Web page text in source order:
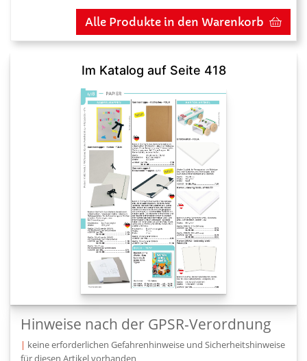
Alle Produkte in den Warenkorb
Im Katalog auf Seite 418
Hinweise nach der GPSR-Verordnung
| keine erforderlichen Gefahrenhinweise und Sicherheitshinweise
für diesen Artikel vorhanden